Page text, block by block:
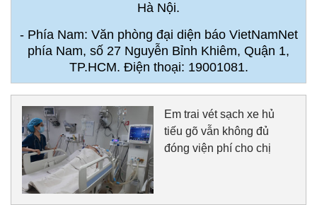
Hà Nội.
- Phía Nam: Văn phòng đại diện báo VietNamNet
phía Nam, số 27 Nguyễn Bỉnh Khiêm, Quận 1,
TP.HCM. Điện thoại: 19001081.
Em trai vét sạch xe hủ
tiếu gõ vẫn không đủ
đóng viện phí cho chị